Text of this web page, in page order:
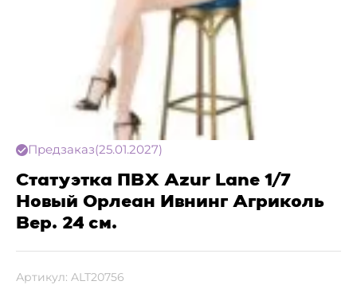
Предзаказ(25.01.2027)
Статуэтка ПВХ Azur Lane 1/7
Новый Орлеан Ивнинг Агриколь
Вер. 24 см.
Артикул: ALT20756